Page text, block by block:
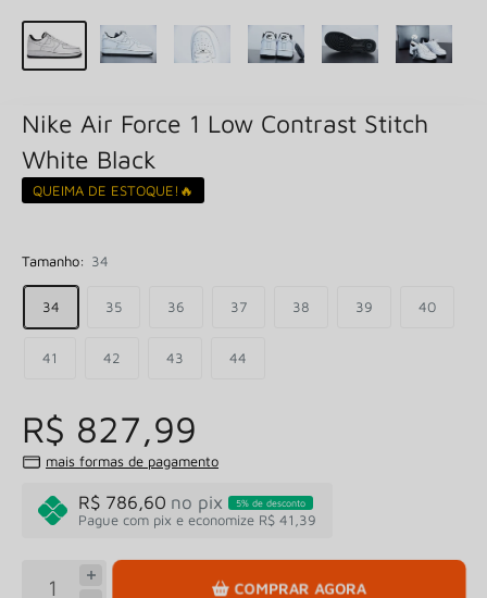
Nike Air Force 1 Low Contrast Stitch
White Black
QUEIMA DE ESTOQUE!🔥
Tamanho: 34
34 35 36 37 38 39 40
41 42 43 44
R$ 827,99
mais formas de pagamento
R$ 786,60 no pix 5% de desconto
Pague com pix e economize R$ 41,39
COMPRAR AGORA